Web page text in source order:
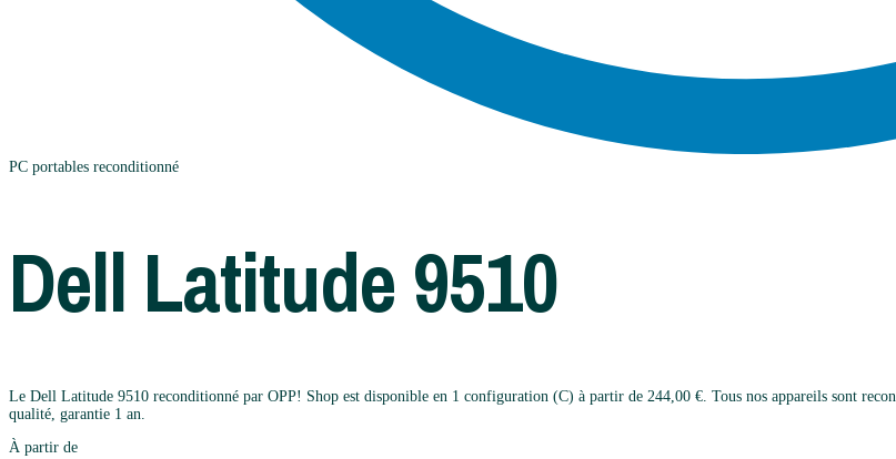
PC portables reconditionné
Dell Latitude 9510
Le Dell Latitude 9510 reconditionné par OPP! Shop est disponible en 1 configuration (C) à partir de 244,00 €. Tous nos appareils sont
qualité, garantie 1 an.
À partir de